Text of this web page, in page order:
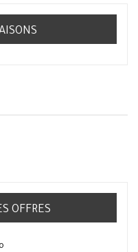
OFFRES